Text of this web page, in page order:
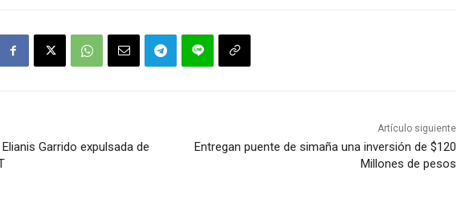
Garrido expulsada de
Artículo siguiente
Entregan puente de simaña una inversión de $120
Millones de pesos